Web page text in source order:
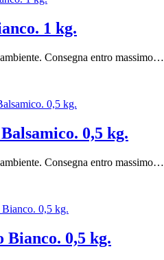
1 kg.
Consegna entro massimo…
0,5 kg.
Consegna entro massimo…
Bianco. 0,5 kg.